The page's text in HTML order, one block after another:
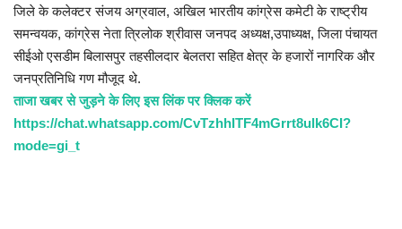
जिले के कलेक्टर संजय अग्रवाल, अखिल भारतीय कांग्रेस कमेटी के राष्ट्रीय
समन्वयक, कांग्रेस नेता त्रिलोक श्रीवास जनपद अध्यक्ष,उपाध्यक्ष, जिला पंचायत
सीईओ एसडीम बिलासपुर तहसीलदार बेलतरा सहित क्षेत्र के हजारों नागरिक और
जनप्रतिनिधि गण मौजूद थे.
ताजा खबर से जुड़ने के लिए इस लिंक पर क्लिक करें
https://chat.whatsapp.com/CvTzhhITF4mGrrt8ulk6CI?
mode=gi_t